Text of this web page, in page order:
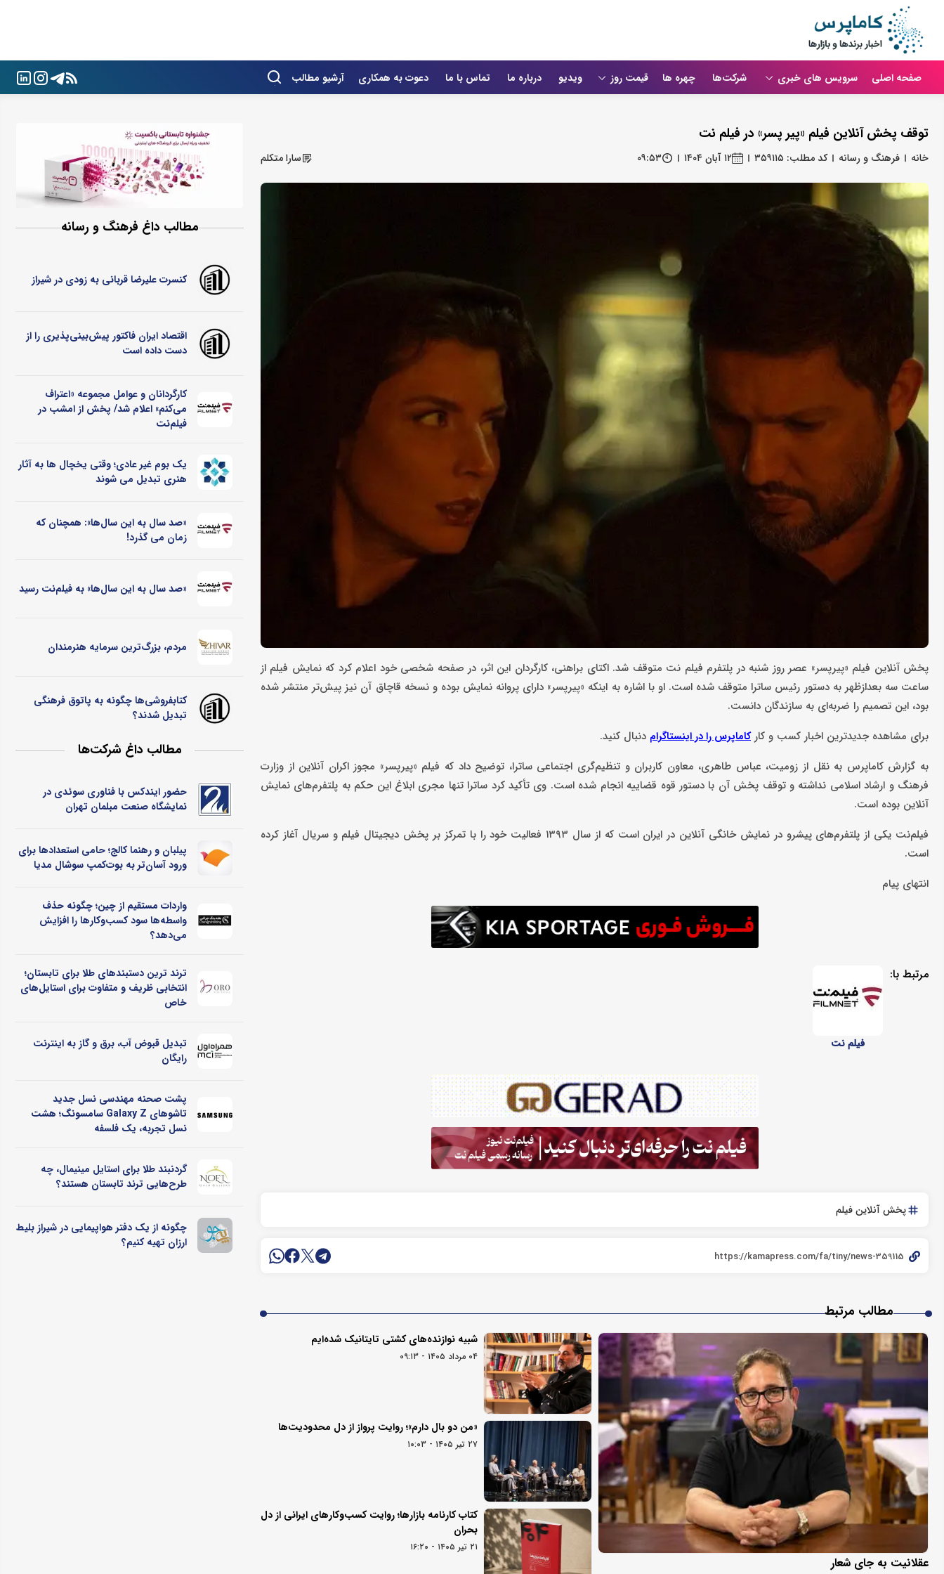
صفحه اصلی سرویس های خبری شرکت‌ها چهره ها قیمت روز ویدیو درباره ما تماس با ما دعوت به همکاری آرشیو مطالب
توقف پخش آنلاین فیلم «پیر پسر» در فیلم‌ نت
خانه فرهنگ و رسانه کد مطلب: ۳۵۹۱۱۵ ۱۲ آبان ۱۴۰۴ ۰۹:۵۳ سارا متکلم
پخش آنلاین فیلم «پیرپسر» عصر روز شنبه در پلتفرم فیلم‌ نت متوقف شد. اکتای براهنی، کارگردان این اثر، در صفحه شخصی خود اعلام کرد که نمایش فیلم از
ساعت سه بعدازظهر به دستور رئیس ساترا متوقف شده است. او با اشاره به اینکه «پیرپسر» دارای پروانه نمایش بوده و نسخه قاچاق آن نیز پیش‌تر منتشر شده
بود، این تصمیم را ضربه‌ای به سازندگان دانست.
برای مشاهده جدیدترین اخبار کسب و کارکاماپرس را در اینستاگرام دنبال کنید.
به گزارش کاماپرس به نقل از زومیت، عباس طاهری، معاون کاربران و تنظیم‌گری اجتماعی ساترا، توضیح داد که فیلم «پیرپسر» مجوز اکران آنلاین از وزارت
فرهنگ و ارشاد اسلامی نداشته و توقف پخش آن با دستور قوه قضاییه انجام شده است. وی تأکید کرد ساترا تنها مجری ابلاغ این حکم به پلتفرم‌های نمایش
آنلاین بوده است.
فیلم‌نت یکی از پلتفرم‌های پیشرو در نمایش خانگی آنلاین در ایران است که از سال ۱۳۹۳ فعالیت خود را با تمرکز بر پخش دیجیتال فیلم و سریال آغاز کرده
است.
انتهای پیام
مرتبط با:
فیلم نت
پخش آنلاین فیلم
مطالب مرتبط
عقلانیت به جای شعار
شبیه نوازنده‌های کشتی تایتانیک شده‌ایم
۰۴ مرداد ۱۴۰۵ - ۰۹:۱۳
«من دو بال دارم»؛ روایت پرواز از دل محدودیت‌ها
۲۷ تیر ۱۴۰۵ - ۱۰:۰۳
کتاب کارنامه بازارها؛ روایت کسب‌و‌کارهای ایرانی از دل
بحران
۲۱ تیر ۱۴۰۵ - ۱۶:۲۰
مطالب داغ فرهنگ و رسانه
کنسرت علیرضا قربانی به زودی در شیراز
اقتصاد ایران فاکتور پیش‌بینی‌پذیری را از
دست داده است
کارگردانان و عوامل مجموعه «اعتراف
می‌کنم» اعلام شد/ پخش از امشب در
فیلم‌نت
یک بوم غیر عادی؛ وقتی یخچال ‌ها به آثار
هنری تبدیل می ‌شوند
«صد سال به این سال‌ها»: همچنان که
زمان می گذرد!
«صد سال به این سال‌ها» به فیلم‌نت رسید
مردم، بزرگ‌ترین سرمایه هنرمندان
کتابفروشی‌ها چگونه به پاتوق فرهنگی
تبدیل شدند؟
مطالب داغ شرکت‌ها
حضور ایندکس با فناوری سوئدی در
نمایشگاه صنعت مبلمان تهران
پیلبان و رهنما کالج؛ حامی استعدادها برای
ورود آسان‌تر به بوت‌کمپ سوشال مدیا
واردات مستقیم از چین؛ چگونه حذف
واسطه‌ها سود کسب‌وکارها را افزایش
می‌دهد؟
ترند ترین دستبندهای طلا برای تابستان؛
انتخابی ظریف و متفاوت برای استایل‌های
خاص
تبدیل قبوض آب، برق و گاز به اینترنت
رایگان
پشت صحنه مهندسی نسل جدید
تاشوهای Galaxy Z سامسونگ؛ هشت
نسل تجربه، یک فلسفه
گردنبند طلا برای استایل مینیمال، چه
طرح‌هایی ترند تابستان هستند؟
چگونه از یک دفتر هواپیمایی در شیراز بلیط
ارزان تهیه کنیم؟